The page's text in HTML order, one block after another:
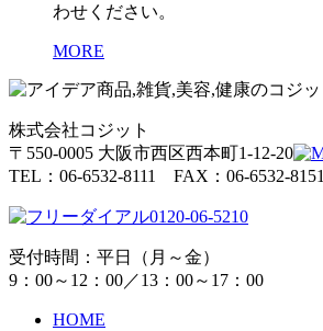
わせください。
MORE
株式会社コジット
〒550-0005 大阪市西区西本町1-12-20
TEL：06-6532-8111 FAX：06-6532-8151
0120-06-5210
受付時間：平日（月～金）
9：00～12：00／13：00～17：00
HOME